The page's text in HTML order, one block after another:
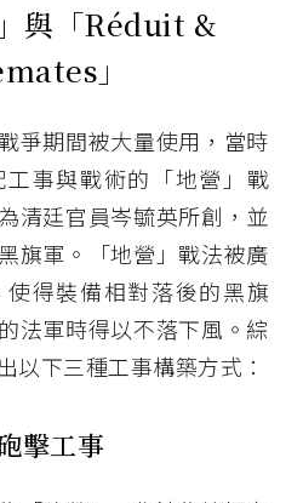
」與「Réduit &
」
爭期間被大量使用，當時
事與戰術的「地營」戰
清廷官員岑毓英所創，並
旗軍。「地營」戰法被廣
得裝備相對落後的黑旗
法軍時得以不落下風。綜
以下三種工事構築方式：
擊工事